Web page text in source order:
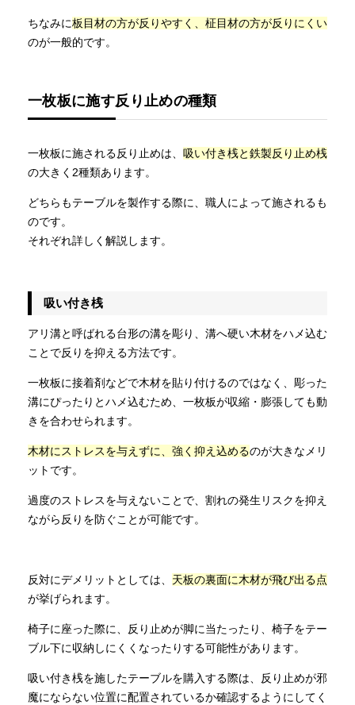
ちなみに板目材の方が反りやすく、柾目材の方が反りにくい
のが一般的です。
一枚板に施す反り止めの種類
一枚板に施される反り止めは、 吸い付き桟と鉄製反り止め桟
の大きく2種類あります。
どちらもテーブルを製作する際に、職人によって施されるも
のです。
それぞれ詳しく解説します。
吸い付き桟
アリ溝と呼ばれる台形の溝を彫り、溝へ硬い木材をハメ込む
ことで反りを抑える方法です。
一枚板に接着剤などで木材を貼り付けるのではなく、彫った
溝にぴったりとハメ込むため、一枚板が収縮・膨張しても動
きを合わせられます。
木材にストレスを与えずに、強く抑え込めるのが大きなメリ
ットです。
過度のストレスを与えないことで、割れの発生リスクを抑え
ながら反りを防ぐことが可能です。
反対にデメリットとしては、 天板の裏面に木材が飛び出る点
が挙げられます。
椅子に座った際に、反り止めが脚に当たったり、椅子をテー
ブル下に収納しにくくなったりする可能性があります。
吸い付き桟を施したテーブルを購入する際は、反り止めが邪
魔にならない位置に配置されているか確認するようにしてく